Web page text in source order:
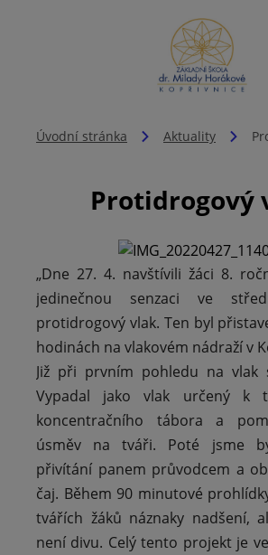
Úvodní stránka Aktuality
Protidrogový
„Dne 27. 4. navštívili žáci 8.
jedinečnou senzaci ve
protidrogový vlak. Ten byl
hodinách na vlakovém nádraží v
Již při prvním pohledu na vlak
Vypadal jako vlak určený k
koncentračního tábora a
úsměv na tváři. Poté jsme
přivítání panem průvodcem a
čaj. Během 90 minutové
tvářích žáků náznaky nadšení,
není divu. Celý tento projekt je